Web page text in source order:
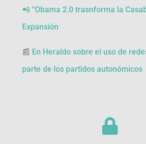
📲 “Obama 2.0 trasnforma la
Expansión
📰 En Heraldo sobre el uso de
parte de los partidos autonómicos
